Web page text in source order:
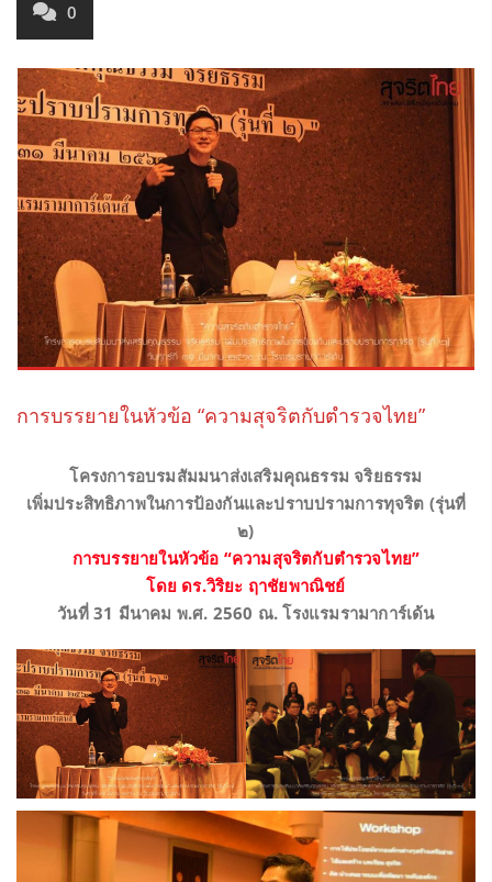
0
การบรรยายในหัวข้อ “ความสุจริตกับตำรวจไทย”
โครงการอบรมสัมมนาส่งเสริมคุณธรรม จริยธรรม
เพิ่มประสิทธิภาพในการป้องกันและปราบปรามการทุจริต (รุ่นที่
๒)
การบรรยายในหัวข้อ “ความสุจริตกับตำรวจไทย”
โดย ดร.วิริยะ ฤาชัยพาณิชย์
วันที่ 31 มีนาคม พ.ศ. 2560 ณ. โรงแรมรามาการ์เด้น